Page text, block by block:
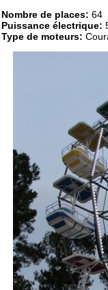
Nombre de places: 64
Puissance électrique:
Type de moteurs: